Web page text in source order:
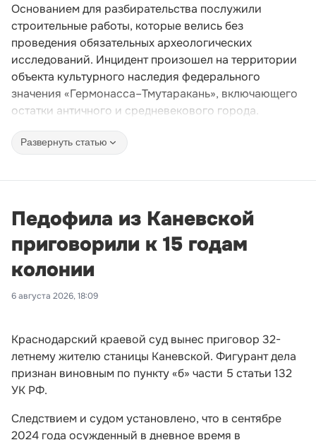
Основанием для разбирательства послужили
строительные работы, которые велись без
проведения обязательных археологических
исследований. Инцидент произошел на территории
объекта культурного наследия федерального
значения «Гермонасса–Тмутаракань», включающего
остатки античного и средневекового города.
Развернуть статью
Педофила из Каневской
приговорили к 15 годам
колонии
6 августа 2026, 18:09
Краснодарский краевой суд вынес приговор 32-
летнему жителю станицы Каневской. Фигурант дела
признан виновным по пункту «б» части 5 статьи 132
УК РФ.
Следствием и судом установлено, что в сентябре
2024 года осужденный в дневное время в